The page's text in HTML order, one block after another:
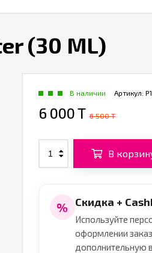
(30 ML)
Артикул:
В наличии
6 000 T 6 500 T
В
% Скидка +
Используйте
оформлении
дополнительную